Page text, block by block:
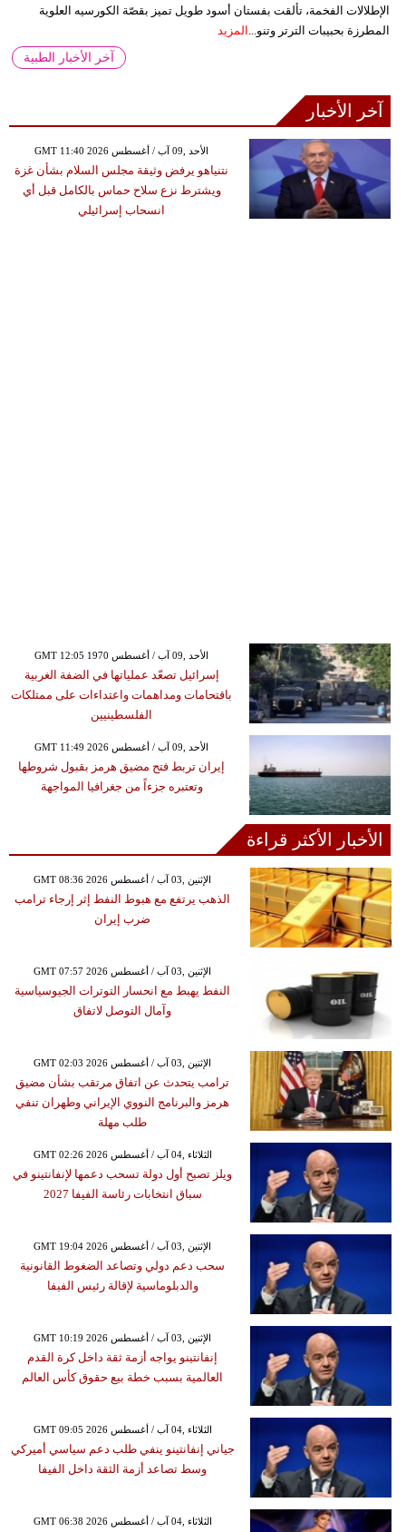
الإطلالات الفخمة، تألقت بفستان أسود طويل تميز بقصّة الكورسيه العلوية
المطرزة بحبيبات الترتر وتنو... المزيد
آخر الأخبار الطبية
آخر الأخبار
GMT 11:40 2026 الأحد ,09 آب / أغسطس
نتنياهو يرفض وثيقة مجلس السلام بشأن غزة
ويشترط نزع سلاح حماس بالكامل قبل أي
انسحاب إسرائيلي
GMT 12:05 1970 الأحد ,09 آب / أغسطس
إسرائيل تصعّد عملياتها في الضفة الغربية
باقتحامات ومداهمات واعتداءات على ممتلكات
الفلسطينيين
GMT 11:49 2026 الأحد ,09 آب / أغسطس
إيران تربط فتح مضيق هرمز بقبول شروطها
وتعتبره جزءاً من جغرافيا المواجهة
الأخبار الأكثر قراءة
GMT 08:36 2026 الإثنين ,03 آب / أغسطس
الذهب يرتفع مع هبوط النفط إثر إرجاء ترامب
ضرب إيران
GMT 07:57 2026 الإثنين ,03 آب / أغسطس
النفط يهبط مع انحسار التوترات الجيوسياسية
وآمال التوصل لاتفاق
GMT 02:03 2026 الإثنين ,03 آب / أغسطس
ترامب يتحدث عن اتفاق مرتقب بشأن مضيق
هرمز والبرنامج النووي الإيراني وطهران تنفي
طلب مهلة
GMT 02:26 2026 الثلاثاء ,04 آب / أغسطس
ويلز تصبح أول دولة تسحب دعمها لإنفانتينو في
سباق انتخابات رئاسة الفيفا 2027
GMT 19:04 2026 الإثنين ,03 آب / أغسطس
سحب دعم دولي وتصاعد الضغوط القانونية
والدبلوماسية لإقالة رئيس الفيفا
GMT 10:19 2026 الإثنين ,03 آب / أغسطس
إنفانتينو يواجه أزمة ثقة داخل كرة القدم
العالمية بسبب خطة بيع حقوق كأس العالم
GMT 09:05 2026 الثلاثاء ,04 آب / أغسطس
جياني إنفانتينو ينفي طلب دعم سياسي أميركي
وسط تصاعد أزمة الثقة داخل الفيفا
GMT 06:38 2026 الثلاثاء ,04 آب / أغسطس